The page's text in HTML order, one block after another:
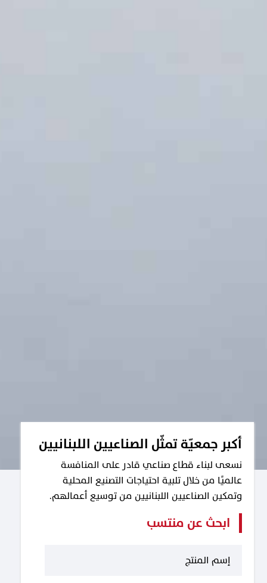
أكبر جمعيّة تمثّل الصناعيين اللبنانيين
نسعى لبناء قطاع صناعي قادر على المنافسة
عالميًا من خلال تلبية احتياجات التصنيع المحلية
وتمكين الصناعيين اللبنانيين من توسيع أعمالهم.
ابحث عن منتسب